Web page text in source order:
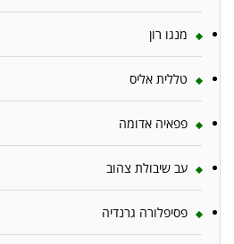
מנגו רון
טללית אליס
פפאיה אדומה
עב שיבולת צהוב
פסיפלורה גרנדיה